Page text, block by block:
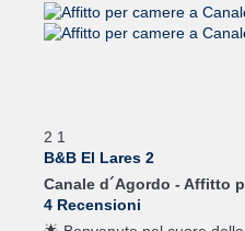
2 1
B&B El Lares 2
Canale d´Agordo - Affitto
4 Recensioni